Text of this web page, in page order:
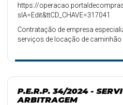
https://
slA=Edit&ttCD_CHAVE=317041
Contratação de empresa
serviços de locação de caminhão
P.E.R.P. 34/2024 -
ARBITRAGEM